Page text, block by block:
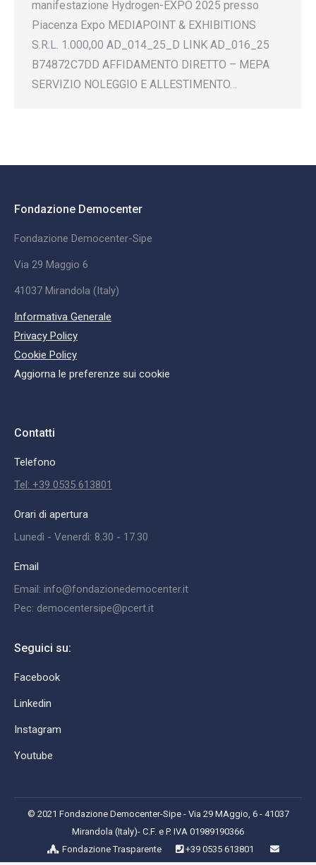
manifestazione Hydrogen-EXPO 2025 presso
Piacenza Expo MEDIAPOINT & EXHIBITIONS
S.R.L. 1.000,00 AD_014_25_D LINK AD_016_25
B74872C7DD AFFIDAMENTO DIRETTO – MEPA
SERVIZIO NOLEGGIO E ALLESTIMENTO…
Fondazione Democenter
Fondazione Democenter-Sipe
Via 29 Maggio 6
41037 Mirandola (Italy)
Informativa Generale
Privacy Policy
Cookie Policy
Aggiorna le preferenze sui cookie
Contatti
Telefono
Tel: +39 0535 613801
Orari di apertura
Lunedì - Venerdì: 8.30 - 17.30
Email
Email: info@fondazionedemocenter.it
Pec: democentersipe@pcert.it
Seguici su:
Facebook
Linkedin
Instagram
Youtube
© 2021 Fondazione Democenter-Sipe - Via 29 MAggio, 6 - 41037
Mirandola (Italy)- C.F. e P. IVA 01989190366
Fondazione Trasparente
+39 0535 613801